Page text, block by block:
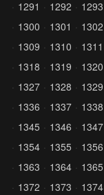
1291
1292 1293
1300
1301 1302
1309
1310 1311
1318
1319 1320
1327
1328 1329
1336
1337 1338
1345
1346 1347
1354
1355 1356
1363
1364 1365
1372
1373 1374